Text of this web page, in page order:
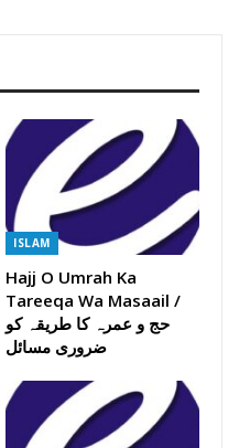
ISLAM
Hajj O Umrah Ka
Tareeqa Wa Masaail /
حج و عمرہ کا طریقہ کو
ضروری مسائل